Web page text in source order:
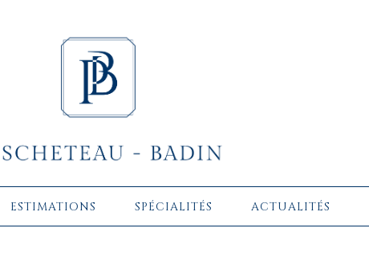
ESTIMATIONS SPÉCIALITÉS ACTUALITÉS